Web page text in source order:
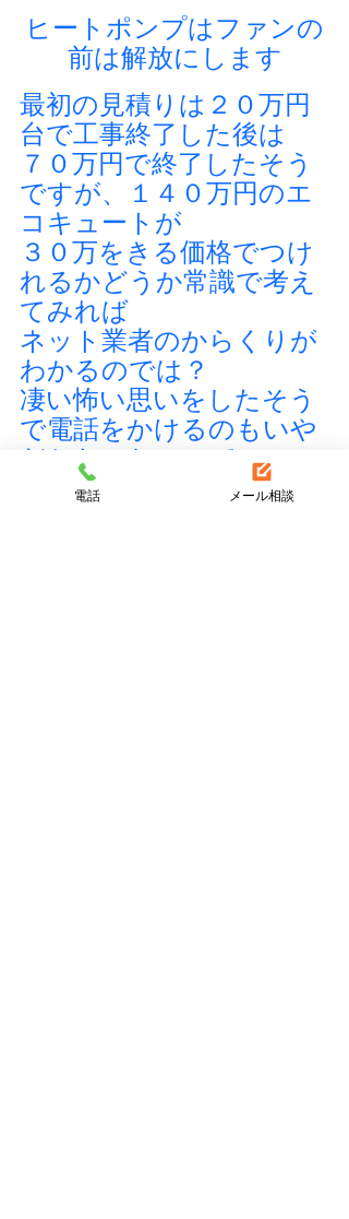
ヒートポンプはファンの
前は解放にします
最初の見積りは２０万円
台で工事終了した後は
７０万円で終了したそう
ですが、１４０万円のエ
コキュートが
３０万をきる価格でつけ
れるかどうか常識で考え
てみれば
ネット業者のからくりが
わかるのでは？
凄い怖い思いをしたそう
で電話をかけるのもいや
だとおっしゃって
いらっしゃいました。
電話 メール相談